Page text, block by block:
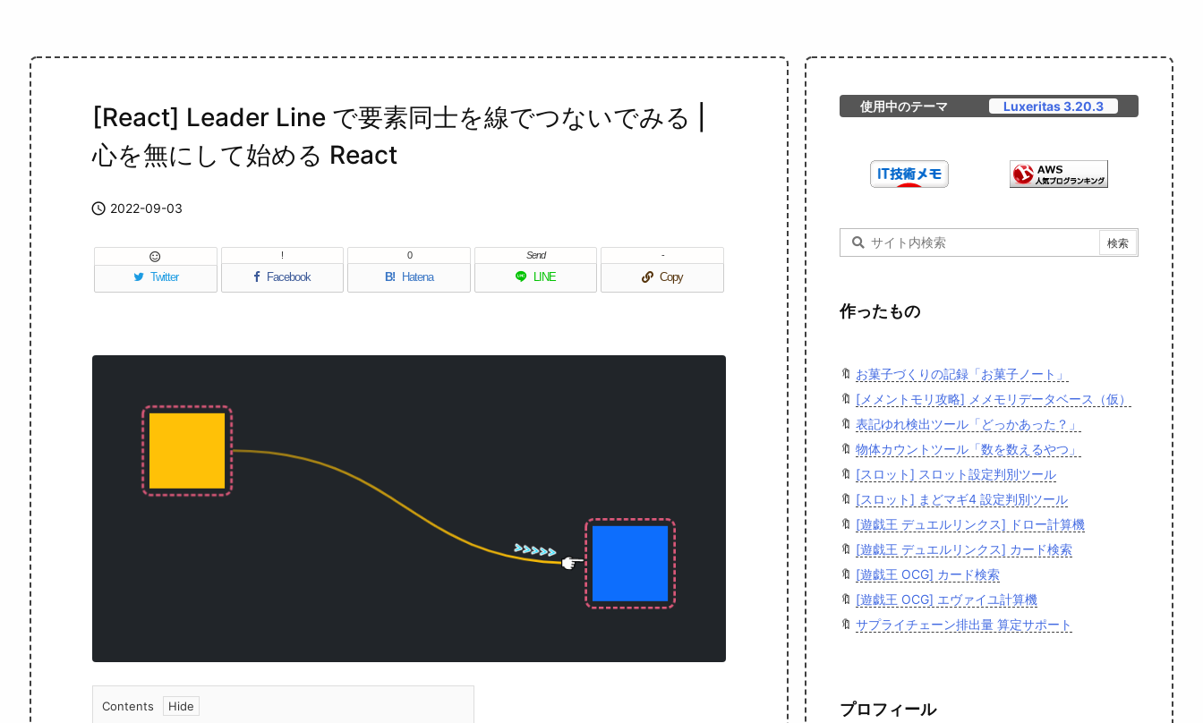
[React] Leader Line で要素同士を線でつないでみる |
心を無にして始める React
 2022-09-03
Twitter

Facebook
!
B! Hatena
0
LINE
Send
Copy
-
Contents
使用中のテーマ Luxeritas 3.20.3
作ったもの
🔖 お菓子づくりの記録「お菓子ノート」
🔖 [メメントモリ攻略] メメモリデータベース（仮）
🔖 表記ゆれ検出ツール「どっかあった？」
🔖 物体カウントツール「数を数えるやつ」
🔖 [スロット] スロット設定判別ツール
🔖 [スロット] まどマギ4 設定判別ツール
🔖 [遊戯王 デュエルリンクス] ドロー計算機
🔖 [遊戯王 デュエルリンクス] カード検索
🔖 [遊戯王 OCG] カード検索
🔖 [遊戯王 OCG] エヴァイユ計算機
🔖 サプライチェーン排出量 算定サポート
プロフィール